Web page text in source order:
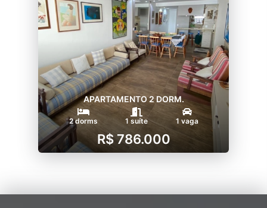
APARTAMENTO 2 DORM.
2 dorms 1 suíte 1 vaga
R$ 786.000